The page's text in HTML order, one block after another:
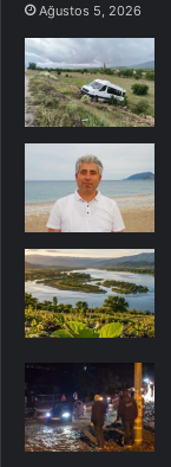
Ağustos 5, 2026